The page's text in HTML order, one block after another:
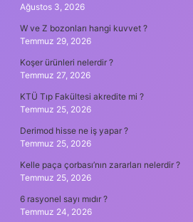
Ağustos 3, 2026
W ve Z bozonları hangi kuvvet ?
Temmuz 29, 2026
Koşer ürünleri nelerdir ?
Temmuz 27, 2026
KTÜ Tıp Fakültesi akredite mi ?
Temmuz 25, 2026
Derimod hisse ne iş yapar ?
Temmuz 25, 2026
Kelle paça çorbası’nın zararları nelerdir ?
Temmuz 25, 2026
6 rasyonel sayı mıdır ?
Temmuz 24, 2026